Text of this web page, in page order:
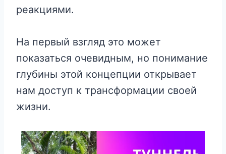
реакциями.
На первый взгляд это может
показаться очевидным, но понимание
глубины этой концепции открывает
нам доступ к трансформации своей
жизни.